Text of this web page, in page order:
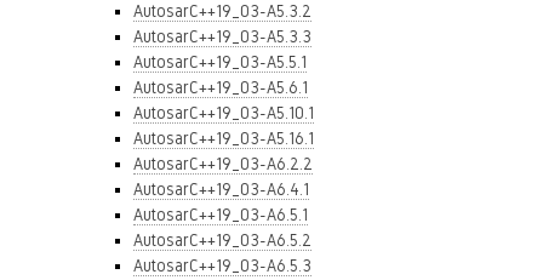
AutosarC++19_03-A5.3.2
AutosarC++19_03-A5.3.3
AutosarC++19_03-A5.5.1
AutosarC++19_03-A5.6.1
AutosarC++19_03-A5.10.1
AutosarC++19_03-A5.16.1
AutosarC++19_03-A6.2.2
AutosarC++19_03-A6.4.1
AutosarC++19_03-A6.5.1
AutosarC++19_03-A6.5.2
AutosarC++19_03-A6.5.3